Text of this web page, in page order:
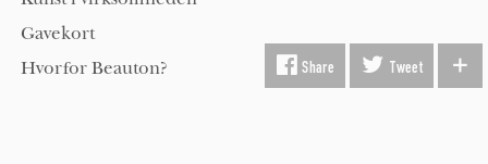
Gavekort
Hvorfor Beauton?
Share Tweet